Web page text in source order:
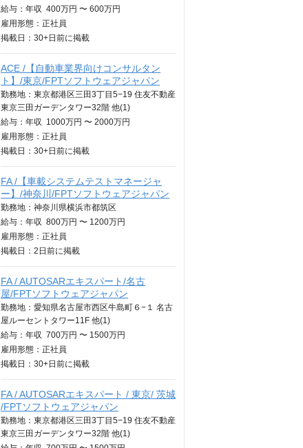
給与： 年収 400万円 〜 600万円
雇用形態：正社員
掲載日： 30+日 前に掲載
ACE /【自動車業界向けコンサルタン
ト】/東京/FPTソフトウェアジャパン
勤務地：東京都港区三田3丁目5−19 住友不動産
東京三田ガーデンタワー32階 他(1)
給与： 年収 1000万円 〜 2000万円
雇用形態：正社員
掲載日： 30+日 前に掲載
FA /【車載システムテストマネージャ
ー】/神奈川/FPTソフトウェアジャパン
勤務地：神奈川県横浜市都筑区
給与： 年収 800万円 〜 1200万円
雇用形態：正社員
掲載日： 2日 前に掲載
FA / AUTOSARエキスパート/名古
屋/FPTソフトウェアジャパン
勤務地：愛知県名古屋市西区牛島町６−１ 名古
屋ルーセントタワー11F 他(1)
給与： 年収 700万円 〜 1500万円
雇用形態：正社員
掲載日： 30+日 前に掲載
FA / AUTOSARエキスパート / 東京/ 茨城
/FPTソフトウェアジャパン
勤務地：東京都港区三田3丁目5−19 住友不動産
東京三田ガーデンタワー32階 他(1)